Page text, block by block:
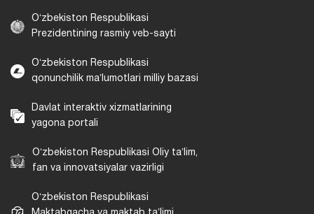
Oʻzbekiston Respublikasi
Prezidentining rasmiy veb-sayti
Oʻzbekiston Respublikasi
qonunchilik maʼlumotlari milliy bazasi
Davlat interaktiv xizmatlarining
yagona portali
Oʻzbekiston Respublikasi Oliy taʼlim,
fan va innovatsiyalar vazirligi
Oʻzbekiston Respublikasi